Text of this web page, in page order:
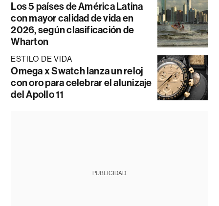
Los 5 países de América Latina
con mayor calidad de vida en
2026, según clasificación de
Wharton
ESTILO DE VIDA
Omega x Swatch lanza un reloj
con oro para celebrar el alunizaje
del Apollo 11
PUBLICIDAD